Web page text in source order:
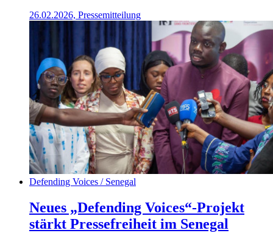
26.02.2026, Pressemitteilung
Defending Voices / Senegal
Neues „Defending Voices“-Projekt
stärkt Pressefreiheit im Senegal